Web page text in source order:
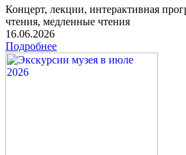
Концерт, лекции, интерактивная
чтения, медленные чтения
16.06.2026
Подробнее